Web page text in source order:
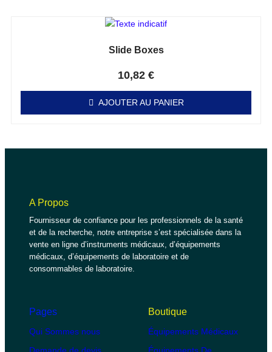
Slide Boxes
10,82 €
AJOUTER AU PANIER
A Propos
Fournisseur de confiance pour les professionnels de la santé
et de la recherche, notre entreprise s’est spécialisée dans la
vente en ligne d’instruments médicaux, d’équipements
médicaux, d’équipements de laboratoire et de
consommables de laboratoire.
Pages
Qui Sommes nous
Boutique
Équipements Médicaux